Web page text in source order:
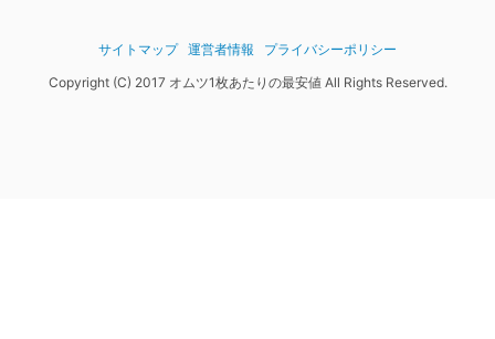
サイトマップ 運営者情報
プライバシーポリシー
Copyright (C) 2017 オムツ1枚あたりの最安値 All Rights Reserved.